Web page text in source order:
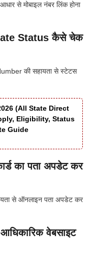
से मोबाइल नंबर लिंक होना
Status कैसे चेक
की सहायता से स्टेटस
2026 (All State Direct
Eligibility, Status
Guide
का पता अपडेट कर
से ऑनलाइन पता अपडेट कर
वेबसाइट